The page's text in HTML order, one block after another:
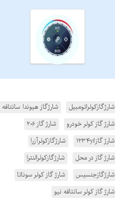
شارژگازکولراتومبیل
شارژگاز هیوندا سانتافه
شارژ گاز کولر خودرو
شارژ گاز ۲۰۶
شارژ گاز۱۲۳۴yf
شارژگازکولرآزرا
شارژ گاز در محل
شارژگازکولرالنترا
شارژگازجنسیس
شارژ گاز کولر سوناتا
شارژ گاز کولر سانتافه نیو